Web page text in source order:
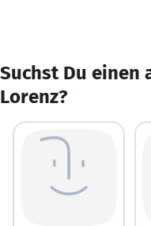
Suchst Du einen
Lorenz?